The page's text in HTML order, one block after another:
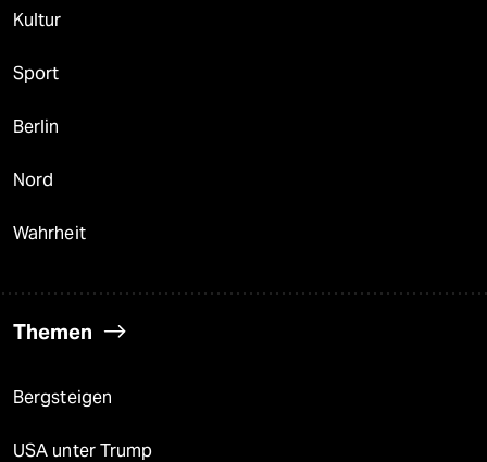
Kultur
Sport
Berlin
Nord
Wahrheit
Themen
Bergsteigen
USA unter Trump